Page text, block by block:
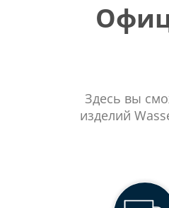
Здесь вы
изделий